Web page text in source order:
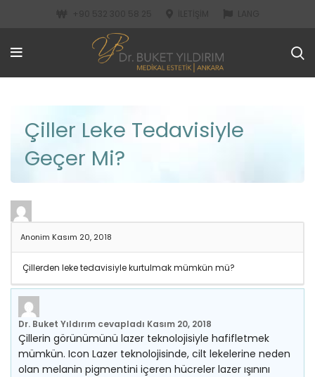
Çiller Leke Tedavisiyle
Geçer Mi?
Anonim Kasım 20, 2018
Çillerden leke tedavisiyle kurtulmak mümkün mü?
Dr. Buket Yıldırım cevapladı Kasım 20, 2018
Çillerin görünümünü lazer teknolojisiyle hafifletmek
mümkün. Icon Lazer teknolojisinde, cilt lekelerine neden
olan melanin pigmentini içeren hücreler lazer ışınını